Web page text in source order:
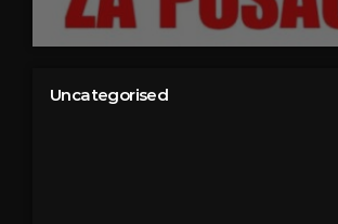
Uncategorised